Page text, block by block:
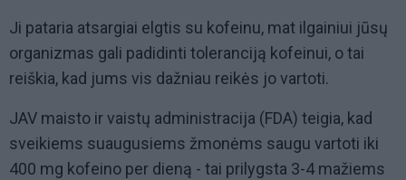
Ji pataria atsargiai elgtis su kofeinu, mat ilgainiui jūsų
organizmas gali padidinti toleranciją kofeinui, o tai
reiškia, kad jums vis dažniau reikės jo vartoti.
JAV maisto ir vaistų administracija (FDA) teigia, kad
sveikiems suaugusiems žmonėms saugu vartoti iki
400 mg kofeino per dieną - tai prilygsta 3-4 mažiems